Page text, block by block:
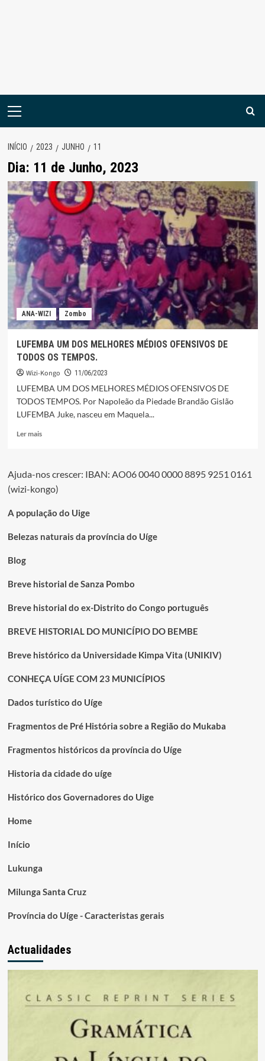
Menu
INÍCIO 2023 JUNHO 11
Dia: 11 de Junho, 2023
ANA-WIZI Zombo
LUFEMBA UM DOS MELHORES MÉDIOS OFENSIVOS DE
TODOS OS TEMPOS.
Wizi-Kongo 11/06/2023
LUFEMBA UM DOS MELHORES MÉDIOS OFENSIVOS DE
TODOS TEMPOS. Por Napoleão da Piedade Brandão Gislão
LUFEMBA Juke, nasceu em Maquela...
Ler maisLeia
DOS
MELHORES
OFENSIVOS
TODOS
Ajuda-nos crescer: IBAN: AO06 0040 0000 8895 9251 0161
(wizi-kongo)
A população do Uige
Belezas naturais da província do Uíge
Blog
Breve historial de Sanza Pombo
Breve historial do ex-Distrito do Congo português
BREVE HISTORIAL DO MUNICÍPIO DO BEMBE
Breve histórico da Universidade Kimpa Vita (UNIKIV)
CONHEÇA UÍGE COM 23 MUNICÍPIOS
Dados turístico do Uíge
Fragmentos de Pré História sobre a Região do Mukaba
Fragmentos históricos da província do Uíge
Historia da cidade do uíge
Histórico dos Governadores do Uige
Home
Início
Lukunga
Milunga Santa Cruz
Província do Uíge - Caracteristas gerais
Actualidades